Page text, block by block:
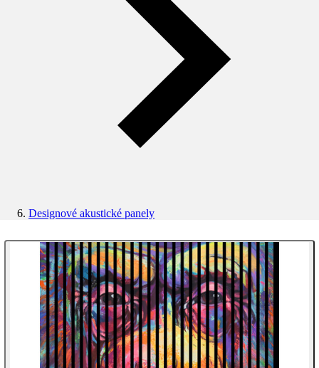
Designové akustické panely